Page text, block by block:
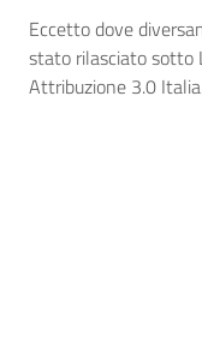
Eccetto dove
stato rilasciato sotto
Attribuzione 3.0